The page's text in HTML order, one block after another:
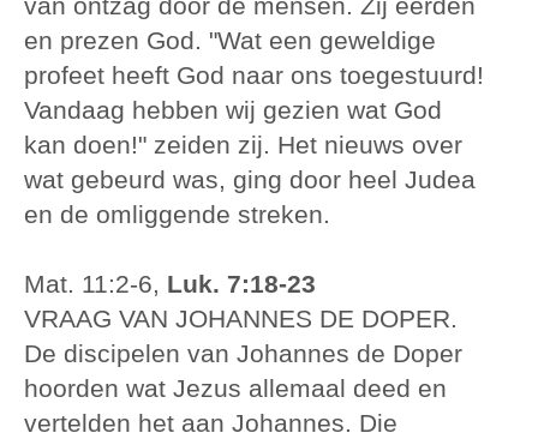
van ontzag door de mensen. Zij eerden
en prezen God. "Wat een geweldige
profeet heeft God naar ons toegestuurd!
Vandaag hebben wij gezien wat God
kan doen!" zeiden zij. Het nieuws over
wat gebeurd was, ging door heel Judea
en de omliggende streken.
Mat. 11:2-6, Luk. 7:18-23
VRAAG VAN JOHANNES DE DOPER.
De discipelen van Johannes de Doper
hoorden wat Jezus allemaal deed en
vertelden het aan Johannes. Die